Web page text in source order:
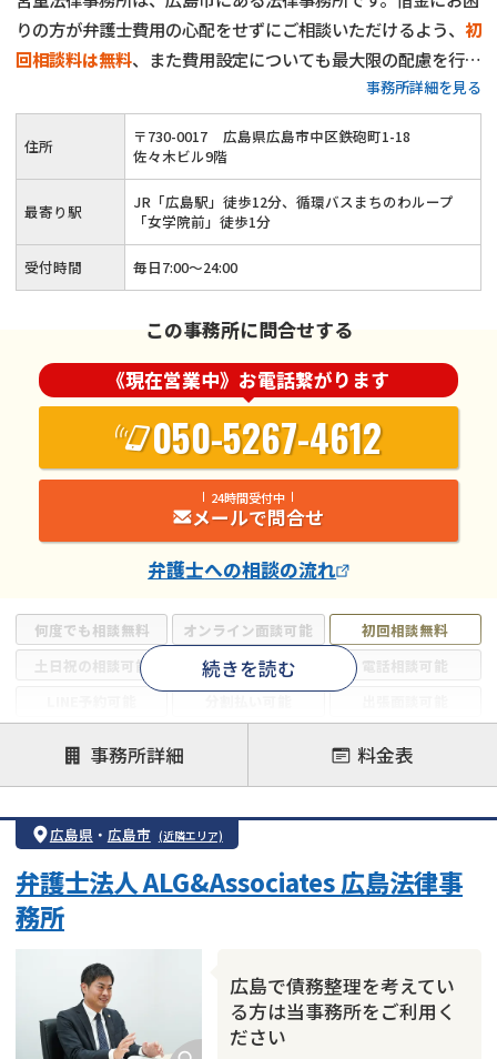
りの方が弁護士費用の心配をせずにご相談いただけるよう、 初
回相談料は無料、また費用設定についても最大限の配慮を行な
これまで承ってきた借金問題のご相談は3000件
以上。経験の中で培ってきた知識を活かし、一人一人のご状況
に合わせ、有益となる選択肢をご提示いたします。 受任後はす
ぐに債権者に向けて受任通知を発送し、ひとまず取り立てをス
トップしますが、支払いはその翌月からで構いません。まずは
当事務所にご相談いただき、少しでも借金のストレスを解消し
ていただければ幸いです。
事務所詳細を見る
何度でも相談無料 オンライン面談可能
初回相談無料
土日祝の相談可能
19時以降電話可能
電話相談可能
借金返済相談・交渉
自己破産
任意整理
個人再生
時効援用
会社破産・法人破産
住宅ローン
消費者金融・サラ金
カードローン
続きを読む
住所 〒730-0017
広島県広島市中区鉄砲町1-18
佐々木ビル9階
最寄り駅
JR「広島駅」徒歩12分、循環バスまちのわループ
「女学院前」徒歩1分
受付時間 毎日7:00〜24:00
この事務所に問合せする
《現在営業中》お電話繋がります
050-5267-4612
24時間受付中
メールで問合せ
弁護士への相談の流れ
事務所詳細 料金表
広島県 ・ 広島市 (近隣エリア)
広島で債務整理を考えてい
る方は当事務所をご利用く
ださい
弁護士法人 ALG&Associates 広島法律事
務所